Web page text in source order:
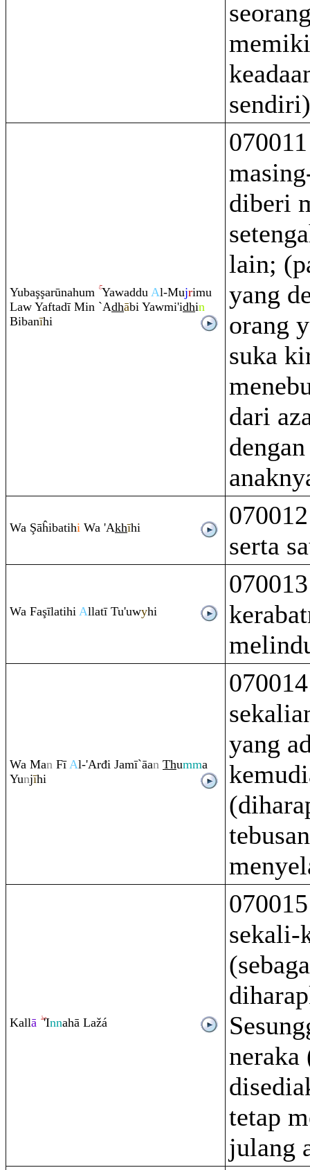
Yubaşşarūnahum Yawaddu Al-Mujrimu
Law Yaftadī Min `Adhābi Yawmi'idhin
Bibanīhi
diberi
lain;
yang
orang
suka
dari
Wa Şāĥibatihi Wa 'Akhīhi
serta
Wa Faşīlatihi Allatī Tu'uwyhi
Wa Man FīAl-'Arđi Jamī`āan Thumma
Yunjīhi
yang
Kallā 'Innahā Lažá
sekali-
neraka
tetap
julang